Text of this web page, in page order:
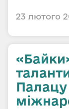
23 лютого